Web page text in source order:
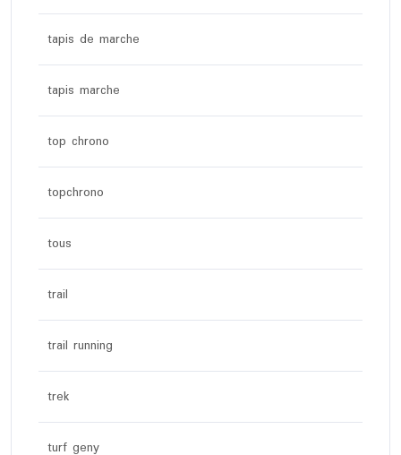
tapis de marche
tapis marche
top chrono
topchrono
tous
trail
trail running
trek
turf geny